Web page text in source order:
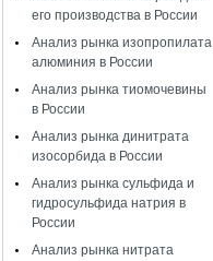
его производства в России
Анализ рынка изопропилата
алюминия в России
Анализ рынка тиомочевины
в России
Анализ рынка динитрата
изосорбида в России
Анализ рынка сульфида и
гидросульфида натрия в
России
Анализ рынка нитрата